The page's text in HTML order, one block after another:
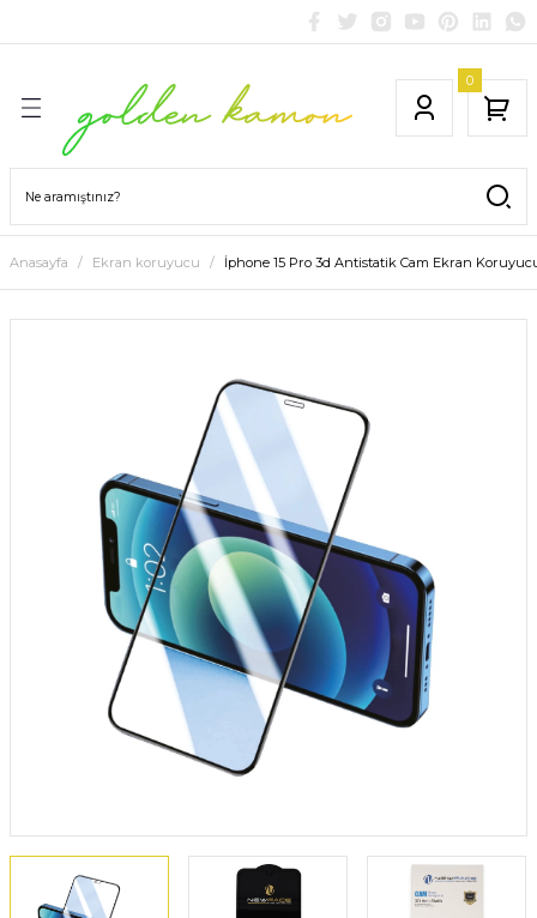
0
Anasayfa Ekran koruyucu İphone 15 Pro 3d Antistatik Cam Ekran